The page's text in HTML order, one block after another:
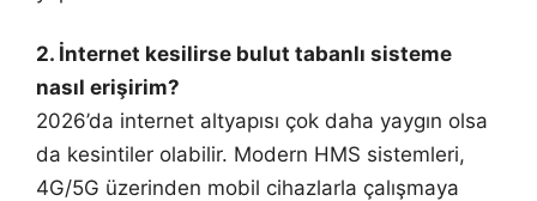
2. İnternet kesilirse bulut tabanlı sisteme
nasıl erişirim?
2026’da internet altyapısı çok daha yaygın olsa
da kesintiler olabilir. Modern HMS sistemleri,
4G/5G üzerinden mobil cihazlarla çalışmaya